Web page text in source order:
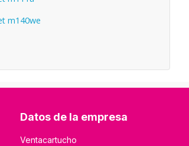
m140we
Datos de la empresa
Ventacartucho